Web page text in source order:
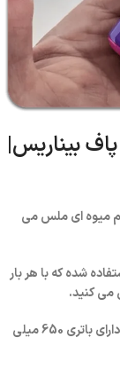
میوه ای ملس می
1.0 اهم استفاده شده که با هر بار
می کنید.
دارای باتری 650 میلی